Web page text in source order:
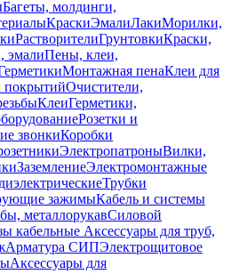
Багеты, молдинги,
КраскиЭмалиЛакиМорилки,
РастворителиГрунтовкиКраски,
эмалиПены, клеи,
Монтажная пенаКлеи для
покрытийОчистители,
КлеиГерметики,
Розетки и
звонкиКоробки
ЭлектропатроныВилки,
ЗаземлениеЭлектромонтажные
Трубки
зажимыКабель и системы
металлорукавСиловой
кабельные Аксессуары для труб,
Арматура СИПЭлектрощитовое
Аксессуары для